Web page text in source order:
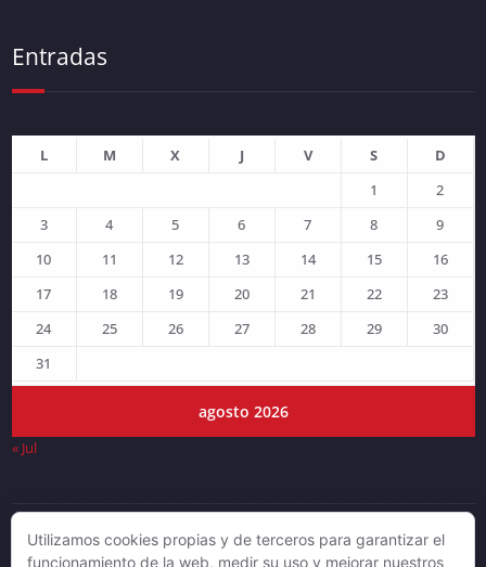
Entradas
agosto 2026
L M X J V S
D
1
2
3
4 5 6 7 8
9
10
11 12 13 14 15
16
17
18 19 20 21 22
23
24
25 26 27 28 29
30
31
« Jul
© DJLV 2019
Utilizamos cookies propias y de terceros para garantizar el
funcionamiento de la web, medir su uso y mejorar nuestros